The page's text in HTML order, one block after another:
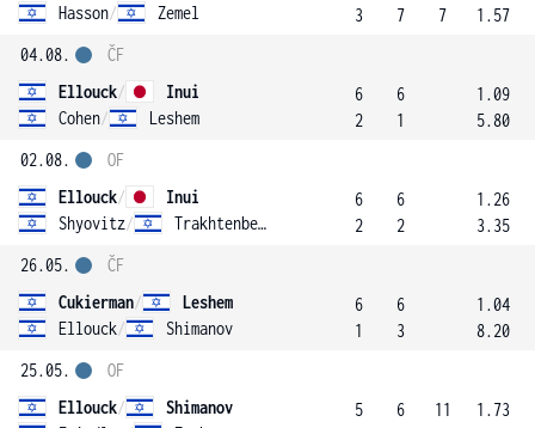
Hasson/ Zemel
3
7
7
1.57
04.08.
Ellouck/
Inui
Cohen/ Leshem
ČF
6
2
6
1
1.09
5.80
02.08.
Ellouck/
Inui
Shyovitz/ Trakhtenberg
OF
6
2
6
2
1.26
3.35
26.05.
Cukierman/
Leshem
Ellouck/ Shimanov
ČF
6
1
6
3
1.04
8.20
25.05.
Ellouck/
Shimanov
OF
5
6
11
1.73